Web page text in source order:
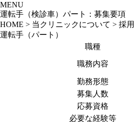
MENU
運転手（検診車）パート：募集要項
HOME > 当クリニックについて > 採
運転手（パート）
職種
職務内容
勤務形態
募集人数
応募資格
必要な経験等